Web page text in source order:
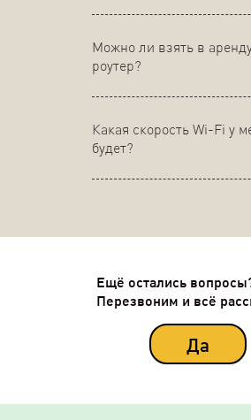
Можно ли взять в
роутер?
Какая скорость Wi-Fi у
будет?
Ещё остались
Перезвоним и всё
Да